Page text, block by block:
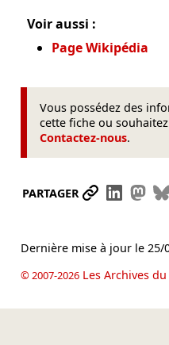
Voir aussi :
Page Wikipédia
Vous possédez des
cette fiche ou
Contactez-nous.
PARTAGER Partager
Dernière mise à jour le 25/
© 2007-2026Les Archives du